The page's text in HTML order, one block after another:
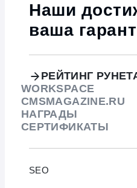
Наши
ваша
РЕЙТИНГ
WORKSPACE
CMSMAGAZINE.RU
НАГРАДЫ
СЕРТИФИКАТЫ
SEO